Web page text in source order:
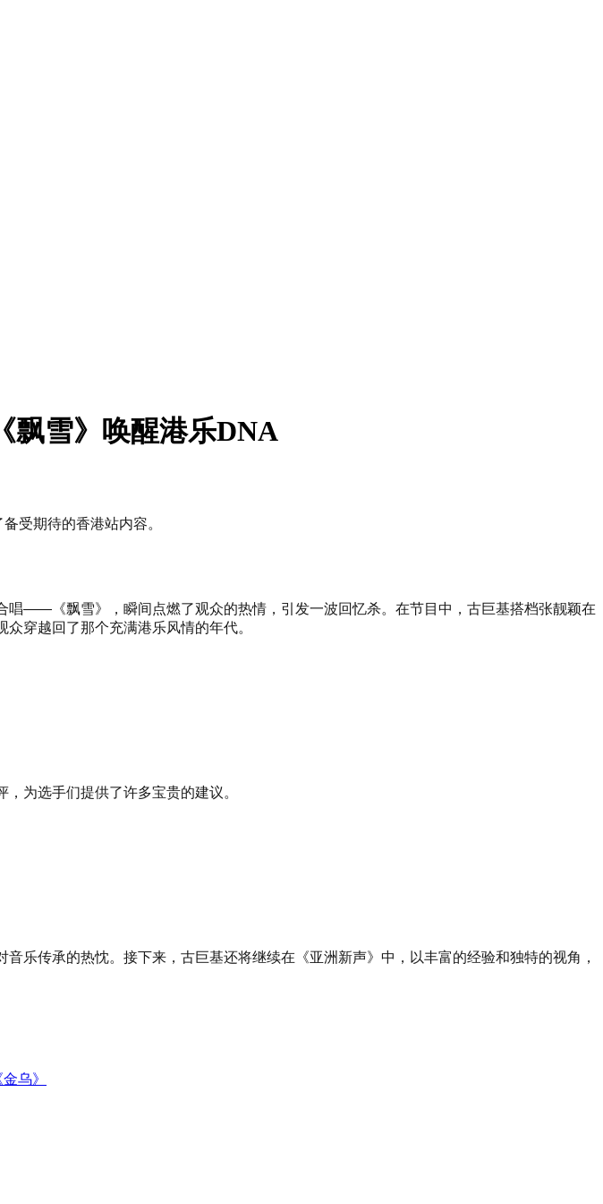
飘雪》唤醒港乐DNA
受期待的香港站内容。
——《飘雪》，瞬间点燃了观众的热情，引发一波回忆杀。在节目中，古巨基搭档张靓颖在
穿越回了那个充满港乐风情的年代。
为选手们提供了许多宝贵的建议。
乐传承的热忱。接下来，古巨基还将继续在《亚洲新声》中，以丰富的经验和独特的视角，
乌》